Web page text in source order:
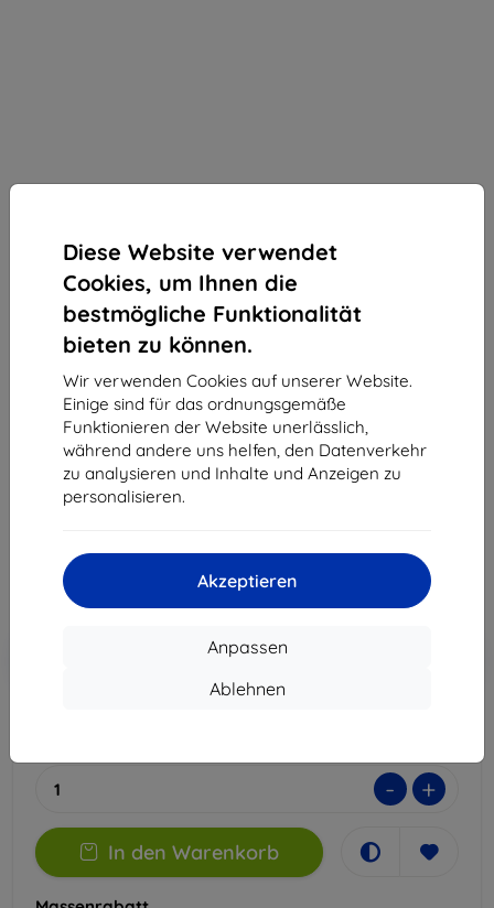
Diese Website verwendet
Cookies, um Ihnen die
bestmögliche Funktionalität
bieten zu können.
Wir verwenden Cookies auf unserer Website.
Einige sind für das ordnungsgemäße
Funktionieren der Website unerlässlich,
während andere uns helfen, den Datenverkehr
zu analysieren und Inhalte und Anzeigen zu
personalisieren.
Akzeptieren
Anpassen
Ablehnen
3MK All-Safe Sell Tablet kratzfest,
Verkaufspackung mit 5 Stk., Preis gilt für 1 Stk.
Geeignet für:
Produktbeschreibung
12,51 €
ohne MWSt
Rabatt mit Gutschein
- +
In den Warenkorb